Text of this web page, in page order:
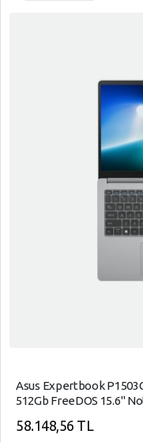
Asus Expertbook
512Gb FreeDOS 15.6"
58.148,56 TL